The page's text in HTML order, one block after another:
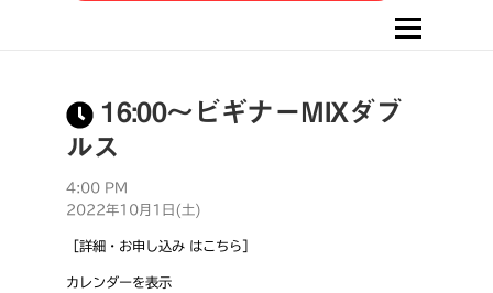
メニュー
16:00～ビギナーMIXダブ
ルス
4:00 PM
2022年10月1日(土)
［詳細・お申し込み はこちら］
カレンダーを表示